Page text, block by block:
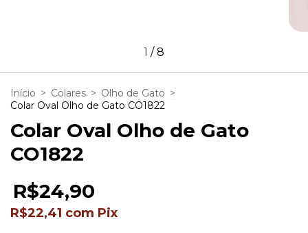
1 /8
Início > Colares > Olho de Gato >
Colar Oval Olho de Gato CO1822
Colar Oval Olho de Gato
CO1822
R$24,90
R$22,41 com Pix